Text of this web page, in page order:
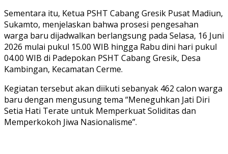
Sementara itu, Ketua PSHT Cabang Gresik Pusat Madiun,
Sukamto, menjelaskan bahwa prosesi pengesahan
warga baru dijadwalkan berlangsung pada Selasa, 16 Juni
2026 mulai pukul 15.00 WIB hingga Rabu dini hari pukul
04.00 WIB di Padepokan PSHT Cabang Gresik, Desa
Kambingan, Kecamatan Cerme.
Kegiatan tersebut akan diikuti sebanyak 462 calon warga
baru dengan mengusung tema “Meneguhkan Jati Diri
Setia Hati Terate untuk Memperkuat Soliditas dan
Memperkokoh Jiwa Nasionalisme”.